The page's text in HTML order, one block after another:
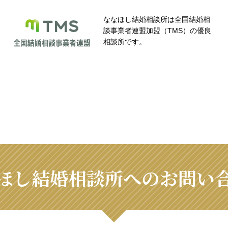
ななほし結婚相談所は全国結婚相
談事業者連盟加盟（TMS）の優良
相談所です。
し結婚相談所へのお問い